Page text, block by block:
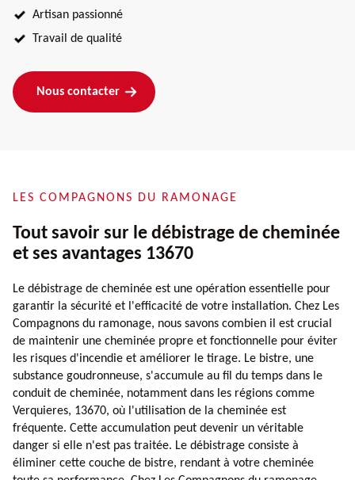
Artisan passionné
Travail de qualité
Nous contacter
LES COMPAGNONS DU RAMONAGE
Tout savoir sur le débistrage de cheminée
et ses avantages 13670
Le débistrage de cheminée est une opération essentielle pour
garantir la sécurité et l'efficacité de votre installation. Chez Les
Compagnons du ramonage, nous savons combien il est crucial
de maintenir une cheminée propre et fonctionnelle pour éviter
les risques d'incendie et améliorer le tirage. Le bistre, une
substance goudronneuse, s'accumule au fil du temps dans le
conduit de cheminée, notamment dans les régions comme
Verquieres, 13670, où l'utilisation de la cheminée est
fréquente. Cette accumulation peut devenir un véritable
danger si elle n'est pas traitée. Le débistrage consiste à
éliminer cette couche de bistre, rendant à votre cheminée